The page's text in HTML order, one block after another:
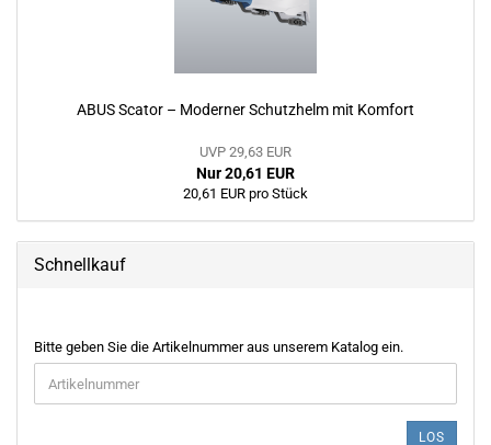
ABUS Scator – Moderner Schutzhelm mit Komfort
UVP 29,63 EUR
Nur 20,61 EUR
20,61 EUR pro Stück
Schnellkauf
BITTE
GEBEN
SIE
DIE
Bitte geben Sie die Artikelnummer aus unserem Katalog ein.
LOS